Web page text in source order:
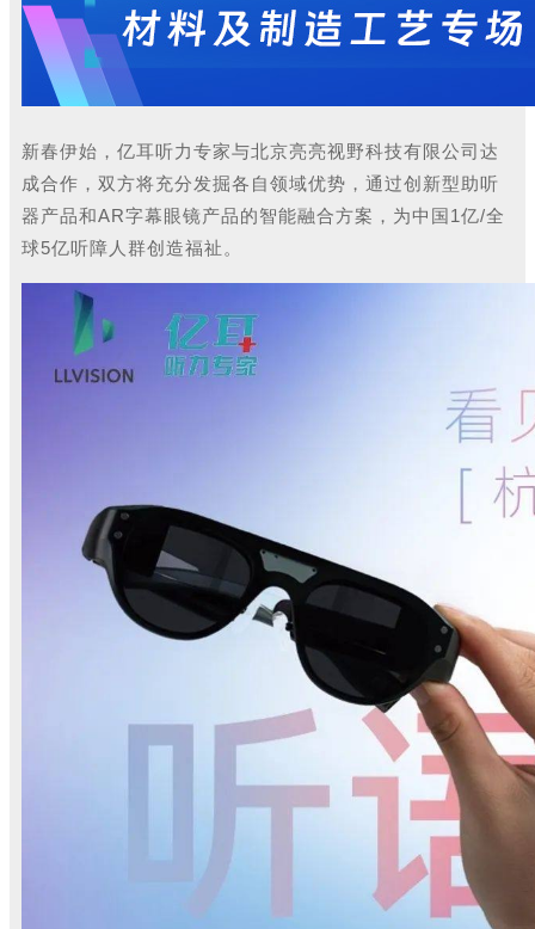
新春伊始，亿耳听力专家与北京亮亮视野科技有限公司达
成合作，双方将充分发掘各自领域优势，通过创新型助听
器产品和AR字幕眼镜产品的智能融合方案，为中国1亿/全
球5亿听障人群创造福祉 。